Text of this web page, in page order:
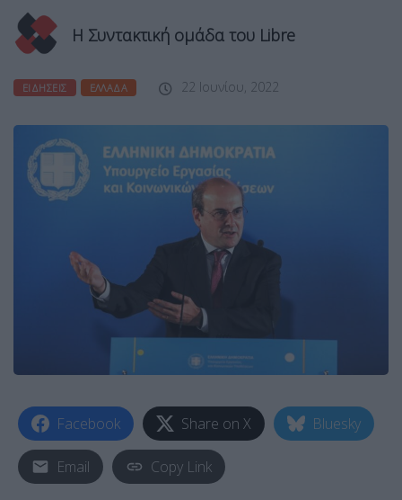
Η Συντακτική ομάδα του Libre
ΕΙΔΉΣΕΙΣ ΕΛΛΆΔΑ 22 Ιουνίου, 2022
Facebook Share on X Bluesky
Email Copy Link